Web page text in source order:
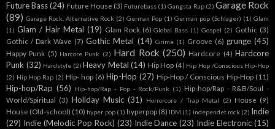
Future Bass (24) Future House (3) Futurebass (1) Gangsta Rap (2) Garage Rock
(89) Garage Rock. Alternative Rock (2) German Pop (1) German pop (Schlager) (1) Glam
(1) Glam / Hair Metal (19) Glam Rock (6) Global Bass (1) Gospel (2) Gothic (3)
Gothic / Dark Wave (7) Gothic Metal (14) Grime (1) Groove (6) grunge (45)
Happy Punk (5) Harcore Punk (2) Hard Rock (250) Hardcore (4) Hardcore
Punk (32) Hardstyle (2) Heavy Metal (14) Hip Hop (4) Hip Hop /Conscious Hip-Hop
(2) Hip Hop Rap (2) Hip- hop (6) Hip-Hop (27) Hip-Hop / Conscious Hip-Hop (11)
Hip-hop/Rap (56) Hip-hop/Rap - Pop - Rock/Punk (1) Hip-hop/Rap - R&B/Soul -
World/Spiritual (3) Holiday Music (31) Horrorcore / Trap Metal (2) House (9)
House (Old-school) (10) hyper pop (1) hyperpop (8) IDM (1) independet rock (2) Indie
(29) Indie (Melodic Pop Rock) (23) Indie Dance (23) Indie Electronic (15)